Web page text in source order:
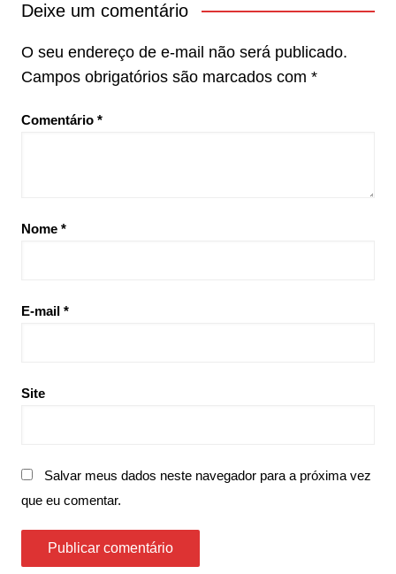
Deixe um comentário
O seu endereço de e-mail não será publicado.
Campos obrigatórios são marcados com *
Comentário *
Nome *
E-mail *
Site
Salvar meus dados neste navegador para a próxima vez
que eu comentar.